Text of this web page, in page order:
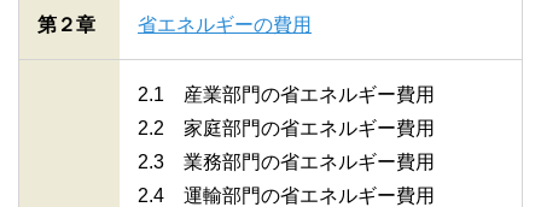
第２章 省エネルギーの費用
2.1 産業部門の省エネルギー費用
2.2 家庭部門の省エネルギー費用
2.3 業務部門の省エネルギー費用
2.4 運輸部門の省エネルギー費用